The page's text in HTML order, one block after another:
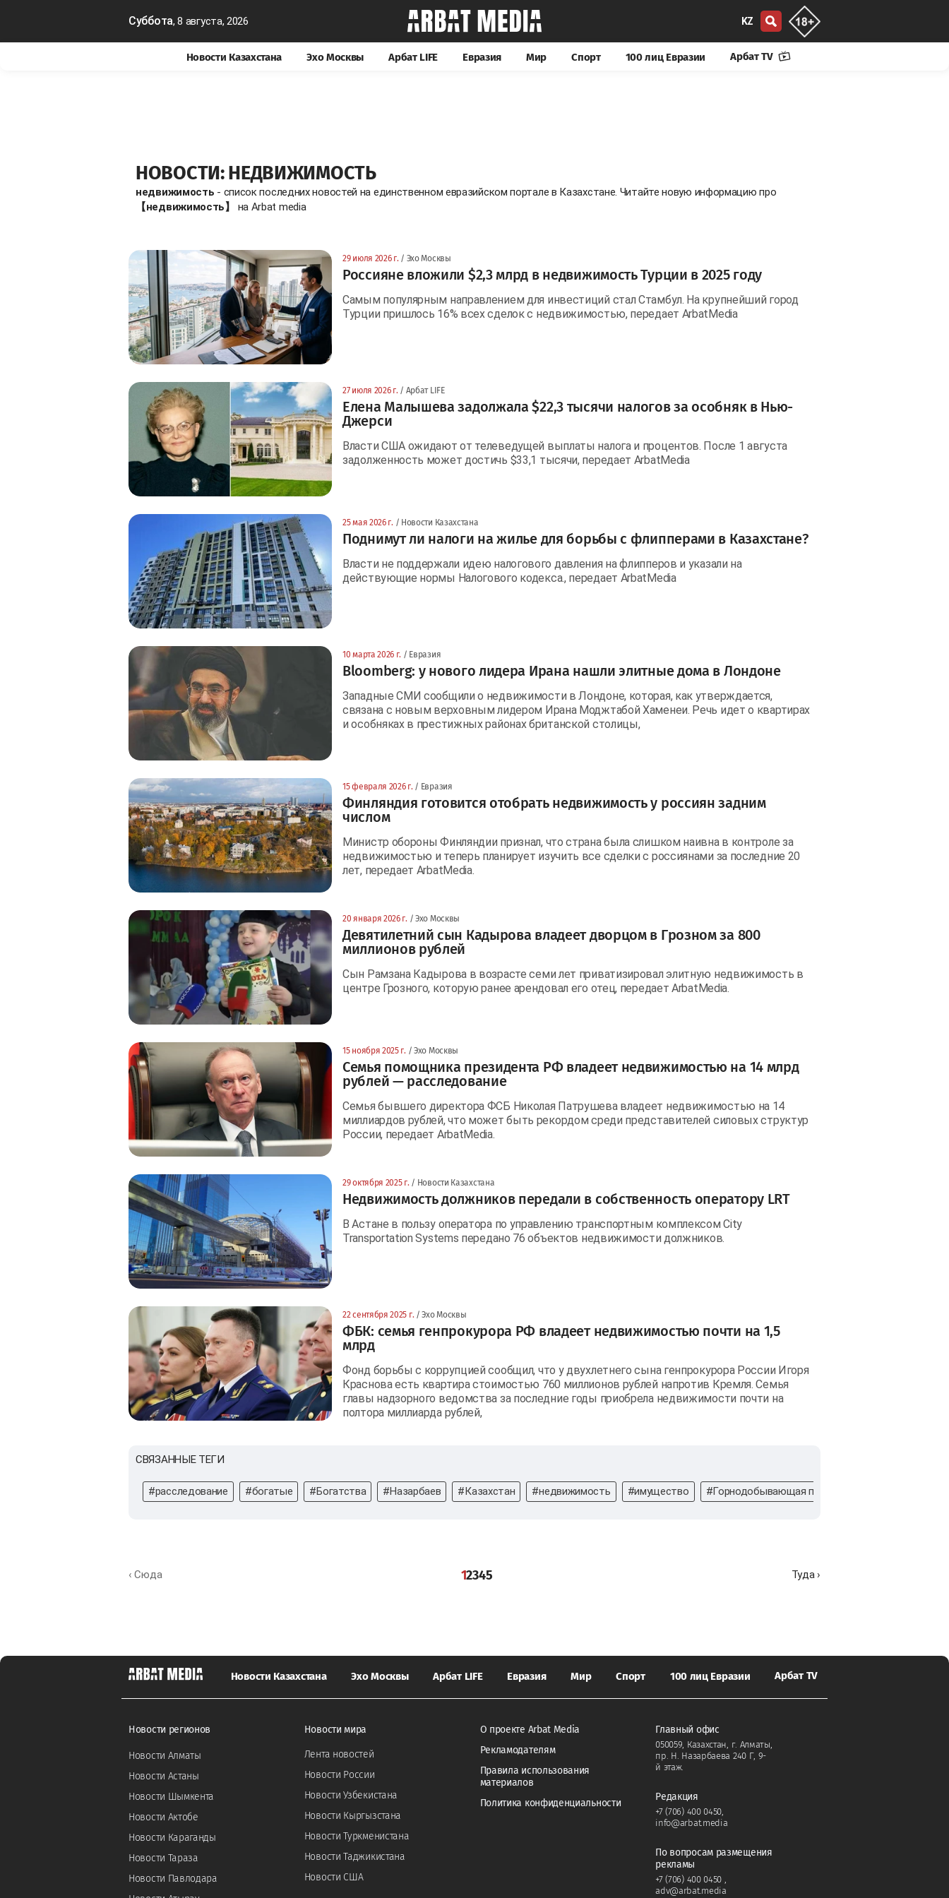
Суббота, 8 августа, 2026 KZ
Новости Казахстана Эхо Москвы Арбат LIFE Евразия Мир Спорт 100 лиц Евразии Арбат TV
НОВОСТИ: НЕДВИЖИМОСТЬ
недвижимость - список последних новостей на единственном евразийском портале в Казахстане. Читайте новую информацию про
【недвижимость】
на Arbat media
29 июля 2026 г. / Эхо Москвы
Россияне вложили $2,3 млрд в недвижимость Турции в 2025 году
Самым популярным направлением для инвестиций стал Стамбул. На крупнейший город
Турции пришлось 16% всех сделок с недвижимостью, передает ArbatMedia
27 июля 2026 г. / Арбат LIFE
Елена Малышева задолжала $22,3 тысячи налогов за особняк в Нью-
Джерси
Власти США ожидают от телеведущей выплаты налога и процентов. После 1 августа
задолженность может достичь $33,1 тысячи, передает ArbatMedia
25 мая 2026 г. / Новости Казахстана
Поднимут ли налоги на жилье для борьбы с флипперами в Казахстане?
Власти не поддержали идею налогового давления на флипперов и указали на
действующие нормы Налогового кодекса., передает ArbatMedia
10 марта 2026 г. / Евразия
Bloomberg: у нового лидера Ирана нашли элитные дома в Лондоне
Западные СМИ сообщили о недвижимости в Лондоне, которая, как утверждается,
связана с новым верховным лидером Ирана Моджтабой Хаменеи. Речь идет о квартирах
и особняках в престижных районах британской столицы,
15 февраля 2026 г. / Евразия
Финляндия готовится отобрать недвижимость у россиян задним
числом
Министр обороны Финляндии признал, что страна была слишком наивна в контроле за
недвижимостью и теперь планирует изучить все сделки с россиянами за последние 20
лет, передает ArbatMedia.
20 января 2026 г. / Эхо Москвы
Девятилетний сын Кадырова владеет дворцом в Грозном за 800
миллионов рублей
Сын Рамзана Кадырова в возрасте семи лет приватизировал элитную недвижимость в
центре Грозного, которую ранее арендовал его отец, передает ArbatMedia.
15 ноября 2025 г. / Эхо Москвы
Семья помощника президента РФ владеет недвижимостью на 14 млрд
рублей — расследование
Семья бывшего директора ФСБ Николая Патрушева владеет недвижимостью на 14
миллиардов рублей, что может быть рекордом среди представителей силовых структур
России, передает ArbatMedia.
29 октября 2025 г. / Новости Казахстана
Недвижимость должников передали в собственность оператору LRT
В Астане в пользу оператора по управлению транспортным комплексом City
Transportation Systems передано 76 объектов недвижимости должников.
22 сентября 2025 г. / Эхо Москвы
ФБК: семья генпрокурора РФ владеет недвижимостью почти на 1,5
млрд
Фонд борьбы с коррупцией сообщил, что у двухлетнего сына генпрокурора России Игоря
Краснова есть квартира стоимостью 760 миллионов рублей напротив Кремля. Семья
главы надзорного ведомства за последние годы приобрела недвижимости почти на
полтора миллиарда рублей,
СВЯЗАННЫЕ ТЕГИ
#расследование #богатые #Богатства #Назарбаев #Казахстан #недвижимость #имущество #Горнодобывающая промышленность
‹ Сюда 12345 Туда ›
Новости Казахстана Эхо Москвы Арбат LIFE Евразия Мир Спорт 100 лиц Евразии Арбат TV
Новости регионов
Новости Алматы
Новости Астаны
Новости Шымкента
Новости Актобе
Новости Караганды
Новости Тараза
Новости Павлодара
Новости мира
Лента новостей
Новости России
Новости Узбекистана
Новости Кыргызстана
Новости Туркменистана
Новости Таджикистана
Новости США
О проекте Arbat Media
Рекламодателям
Правила использования
материалов
Политика конфиденциальности
Главный офис
050059, Казахстан, г. Алматы,
пр. Н. Назарбаева 240 Г, 9-
й этаж.
Редакция
+7 (706) 400 0450
info@arbat.media
По вопросам размещения
рекламы
+7 (706) 400 0450
adv@arbat.media